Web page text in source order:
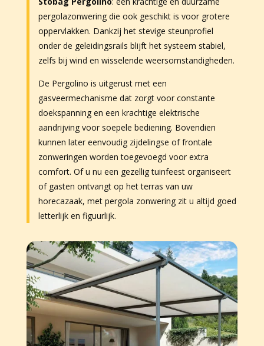
pergolazonwering die ook geschikt is voor grotere
oppervlakken. Dankzij het stevige steunprofiel
onder de geleidingsrails blijft het systeem stabiel,
zelfs bij wind en wisselende weersomstandigheden.
De Pergolino is uitgerust met een
gasveermechanisme dat zorgt voor constante
doekspanning en een krachtige elektrische
aandrijving voor soepele bediening. Bovendien
kunnen later eenvoudig zijdelingse of frontale
zonweringen worden toegevoegd voor extra
comfort. Of u nu een gezellig tuinfeest organiseert
of gasten ontvangt op het terras van uw
horecazaak, met pergola zonwering zit u altijd goed
letterlijk en figuurlijk.